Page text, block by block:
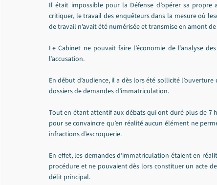
Il était impossible pour la Défense d’opérer sa propre
critiquer, le travail des enquêteurs dans la mesure où
de travail n’avait été numérisée et transmise en amont de
Le Cabinet ne pouvait faire l’économie de l’analyse
l’accusation.
En début d’audience, il a dès lors été sollicité
dossiers de demandes d’immatriculation.
Tout en étant attentif aux débats qui ont duré plus de 7
pour se convaincre qu’en réalité aucun élément ne
infractions d’escroquerie.
En effet, les demandes d’immatriculation étaient en
procédure et ne pouvaient dès lors constituer un acte
délit principal.